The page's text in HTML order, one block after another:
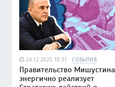
24.12.2025 10:37 СОБЫТИЯ
Правительство Мишустина
энергично реализует